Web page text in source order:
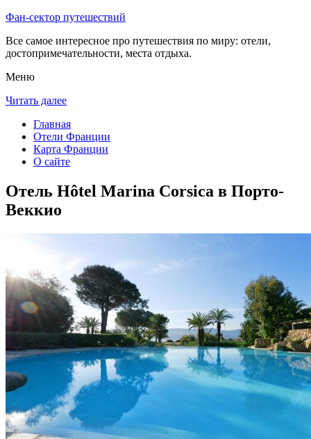
Фан-сектор путешествий
Все самое интересное про путешествия по миру: отели,
достопримечательности, места отдыха.
Меню
Читать далее
Главная
Отели Франции
Карта Франции
О сайте
Отель Hôtel Marina Corsica в Порто-
Веккио